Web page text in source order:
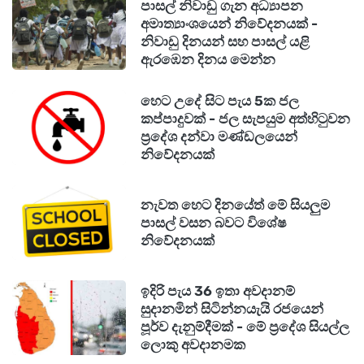
පාසල් නිවාඩු ගැන අධ්‍යාපන
අමාත්‍යාංශයෙන් නිවේදනයක් -
නිවාඩු දිනයන් සහ පාසල් යළි
ඇරඹෙන දිනය මෙන්න
හෙට උදේ සිට පැය 5ක ජල
කප්පාදුවක් - ජල සැපයුම අත්හිටුවන
ප්‍රදේශ දන්වා මණ්ඩලයෙන්
නිවේදනයක්
නැවත හෙට දිනයේත් මේ සියලුම
පාසල් වසන බවට විශේෂ
නිවේදනයක්
ඉදිරි පැය 36 ඉතා අවදානම්
සුදානමින් සිටින්නයැයි රජයෙන්
පූර්ව දැනුම්දීමක් - මේ ප්‍රදේශ සියල්ල
ලොකු අවදානමක